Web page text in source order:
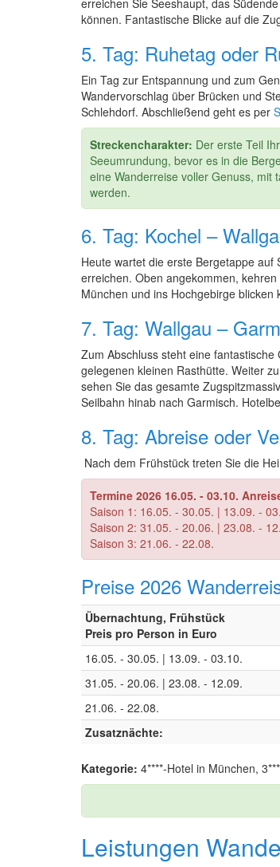
erreichen Sie Seeshaupt, das
können. Fantastische Blicke auf die
5. Tag: Ruhetag oder
Ein Tag zur Entspannung und zum
Wandervorschlag über Brücken und
Schlehdorf. Abschließend geht es per
Streckencharakter: Der erste Teil
Seeumrundung, bevor es in die
eine Wanderreise voller Genuss, mit
werden.
6. Tag: Kochel –
Heute wartet die erste Bergetappe
erreichen. Oben angekommen,
München und ins Hochgebirge
7. Tag: Wallgau –
Zum Abschluss steht eine
gelegenen kleinen Rasthütte. Weiter
sehen Sie das gesamte
Seilbahn hinab nach Garmisch.
8. Tag: Abreise oder
Nach dem Frühstück treten Sie die
Termine 2026 16.05. - 03.10.
Saison 1: 16.05. - 30.05. | 13.09. -
Saison 2: 31.05. - 20.06. | 23.08. -
Saison 3: 21.06. - 22.08.
Preise 2026
Übernachtung, Frühstück
Preis pro Person in Euro
16.05. - 30.05. | 13.09. - 03.10.
31.05. - 20.06. | 23.08. - 12.09.
21.06. - 22.08.
Zusatznächte:
Kategorie: 4****-Hotel in München,
Leistungen